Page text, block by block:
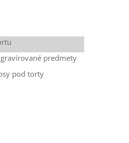
predmety
pod torty